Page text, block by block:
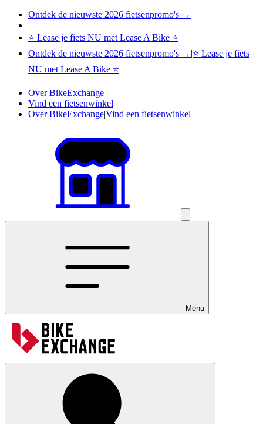
Ontdek de nieuwste 2026 fietsenpromo's →
|
⭐ Lease je fiets NU met Lease A Bike ⭐
Ontdek de nieuwste 2026 fietsenpromo's → |⭐ Lease je fiets
NU met Lease A Bike ⭐
Over BikeExchange
Vind een fietsenwinkel
Over BikeExchange|Vind een fietsenwinkel
Menu